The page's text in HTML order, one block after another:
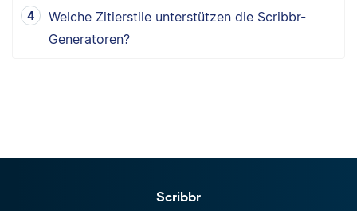
Welche Zitierstile unterstützen die Scribbr-
Generatoren?
Scribbr